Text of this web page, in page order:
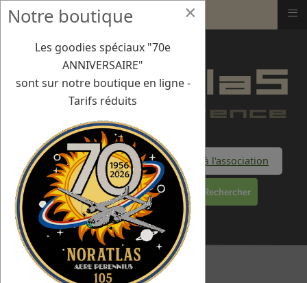
Faire un don à l'association
Rechercher
×
Notre boutique
Les goodies spéciaux "70e
ANNIVERSAIRE"
sont sur notre boutique en ligne -
Tarifs réduits
8/05/21 : Vol de contrôle ≡